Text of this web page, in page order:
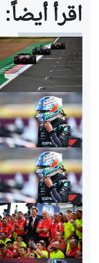
اقرأ أيضاً: